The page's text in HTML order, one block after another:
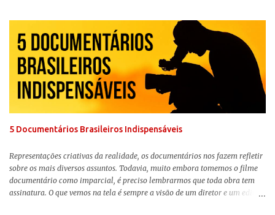
remake , já que a história do elefantinho voador foi reinventada de forma
mais realista, se adequando perfeitamente a proposta. Não há animais
falantes, por exemplo, mas nem por isso o tom lúdico e infantil é deixado
de lado. Apesar da relevância histórica, o filme supera a animação original
em termos visuais e narrativos, , superando a animação original em termos
visuais e narrativos. A história começa quando o pai das crianças, Holt
Ferrier (Colin Farrell), uma ex-estrela de circo, volta da guerra e se depara
5 Documentários Brasileiros Indispensáveis
Representações criativas da realidade, os documentários nos fazem refletir
sobre os mais diversos assuntos. Todavia, muito embora tomemos o filme
documentário como imparcial, é preciso lembrarmos que toda obra tem
assinatura. O que vemos na tela é sempre a visão de um diretor e um editor